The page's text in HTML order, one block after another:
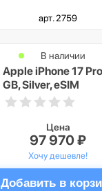
арт. 2759
Apple iPhone 17
GB, Silver, eSIM
В наличии
Цена
97 970 ₽
Хочу дешевле!
Добавить в